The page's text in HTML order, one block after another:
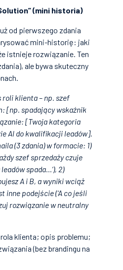
(mini historia)
od pierwszego zdania
mini-historię: jaki
istnieje rozwiązanie. Ten
ale bywa skuteczny
roli klienta – np. szef
[np. spadający wskaźnik
[Twoja kategoria
AI do kwalifikacji leadów].
(3 zdania) w formacie: 1)
szef sprzedaży czuje
spada…’), 2)
A i B, a wyniki wciąż
inne podejście (‘A co jeśli
rozwiązanie w neutralny
klienta; opis problemu;
(bez brandingu na